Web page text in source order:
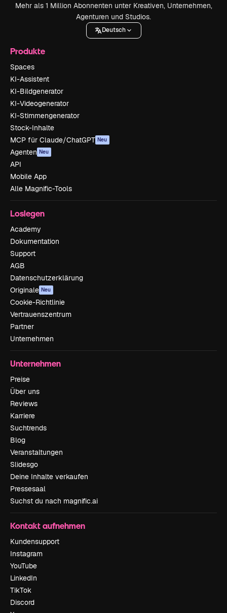
Mehr als 1 Million Abonnenten unter Kreativen, Unternehmen,
Agenturen und Studios.
Deutsch
Produkte
Spaces
KI-Assistent
KI-Bildgenerator
KI-Videogenerator
KI-Stimmengenerator
Stock-Inhalte
MCP für Claude/ChatGPT Neu
Agenten Neu
API
Mobile App
Alle Magnific-Tools
Loslegen
Academy
Dokumentation
Support
AGB
Datenschutzerklärung
Originale Neu
Cookie-Richtlinie
Vertrauenszentrum
Partner
Unternehmen
Unternehmen
Preise
Über uns
Reviews
Karriere
Suchtrends
Blog
Veranstaltungen
Slidesgo
Deine Inhalte verkaufen
Pressesaal
Suchst du nach magnific.ai
Kontakt aufnehmen
Kundensupport
Instagram
YouTube
LinkedIn
TikTok
Discord